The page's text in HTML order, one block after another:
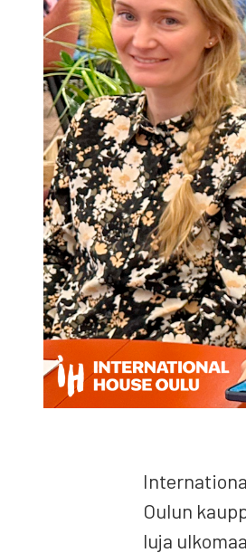
Oulun
lu­ja